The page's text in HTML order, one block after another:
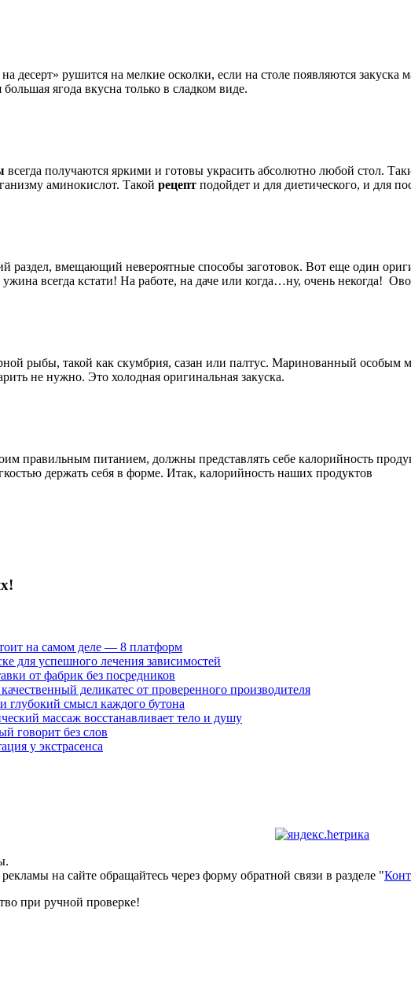
десерт» рушится на мелкие осколки, если на столе появляются
ягода вкусна только в сладком виде.
всегда получаются яркими и готовы украсить абсолютно любой стол.
аминокислот. Такой рецепт подойдет и для диетического, и для
раздел, вмещающий невероятные способы заготовок. Вот еще один
всегда кстати! На работе, на даче или когда…ну, очень некогда!
рыбы, такой как скумбрия, сазан или палтус. Маринованный особым
не нужно. Это холодная оригинальная закуска.
правильным питанием, должны представлять себе калорийность
держать себя в форме. Итак, калорийность наших продуктов
на самом деле — 8 платформ
для успешного лечения зависимостей
от фабрик без посредников
деликатес от проверенного производителя
смысл каждого бутона
массаж восстанавливает тело и душу
говорит без слов
у экстрасенса
на сайте обращайтесь через форму обратной связи в разделе "
при ручной проверке!